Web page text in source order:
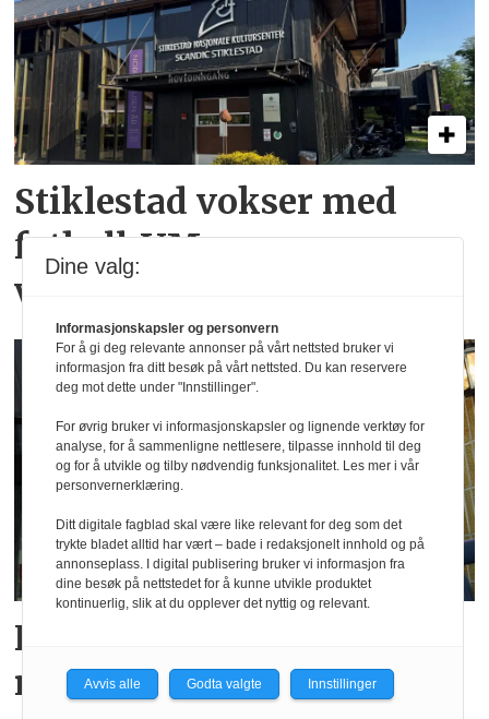
Stiklestad vokser med
fotball-VMs
vikingtematikk
Fra Levanger-direktør til
nytt Steinkjer-hotell
Dine valg:
Informasjonskapsler og personvern
For å gi deg relevante annonser på vårt nettsted bruker vi
informasjon fra ditt besøk på vårt nettsted. Du kan reservere
deg mot dette under "Innstillinger".
For øvrig bruker vi informasjonskapsler og lignende verktøy for
analyse, for å sammenligne nettlesere, tilpasse innhold til deg
og for å utvikle og tilby nødvendig funksjonalitet. Les mer i vår
personvernerklæring.
Ditt digitale fagblad skal være like relevant for deg som det
trykte bladet alltid har vært – bade i redaksjonelt innhold og på
annonseplass. I digital publisering bruker vi informasjon fra
dine besøk på nettstedet for å kunne utvikle produktet
kontinuerlig, slik at du opplever det nyttig og relevant.
Avvis alle Godta valgte Innstillinger